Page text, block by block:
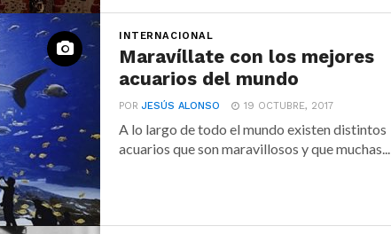
INTERNACIONAL
Maravíllate con los mejores
acuarios del mundo
PORJESÚS ALONSO 19 OCTUBRE, 2017
A lo largo de todo el mundo existen distintos
acuarios que son maravillosos y que muchas...